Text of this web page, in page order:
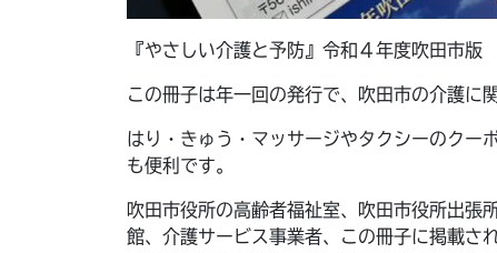
『やさしい介護と予防』令和４年度吹田市版
この冊子は年一回の発行で、吹田市の介護に
はり・きゅう・マッサージやタクシーのクー
も便利です。
吹田市役所の高齢者福祉室、吹田市役所出張
館、介護サービス事業者、この冊子に掲載